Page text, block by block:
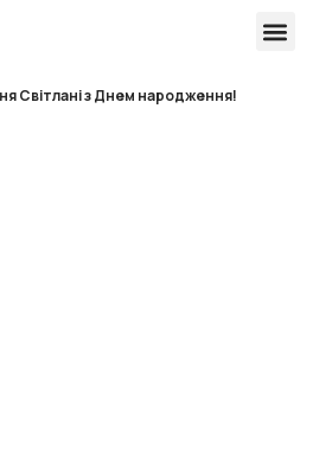
Світлані з Днем народження!